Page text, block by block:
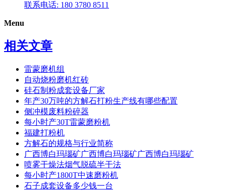
联系电话: 180 3780 8511
Menu
相关文章
雷蒙磨机组
自动烧粉磨机红砖
硅石制粉成套设备厂家
年产30万吨的方解石打粉生产线有哪些配置
侧冲模废料粉碎器
每小时产30T雷蒙磨粉机
福建打粉机
方解石的规格与行业简称
广西博白玛瑙矿广西博白玛瑙矿广西博白玛瑙矿
喷雾干燥法烟气脱硫半干法
每小时产1800T中速磨粉机
石子成套设备多少钱一台